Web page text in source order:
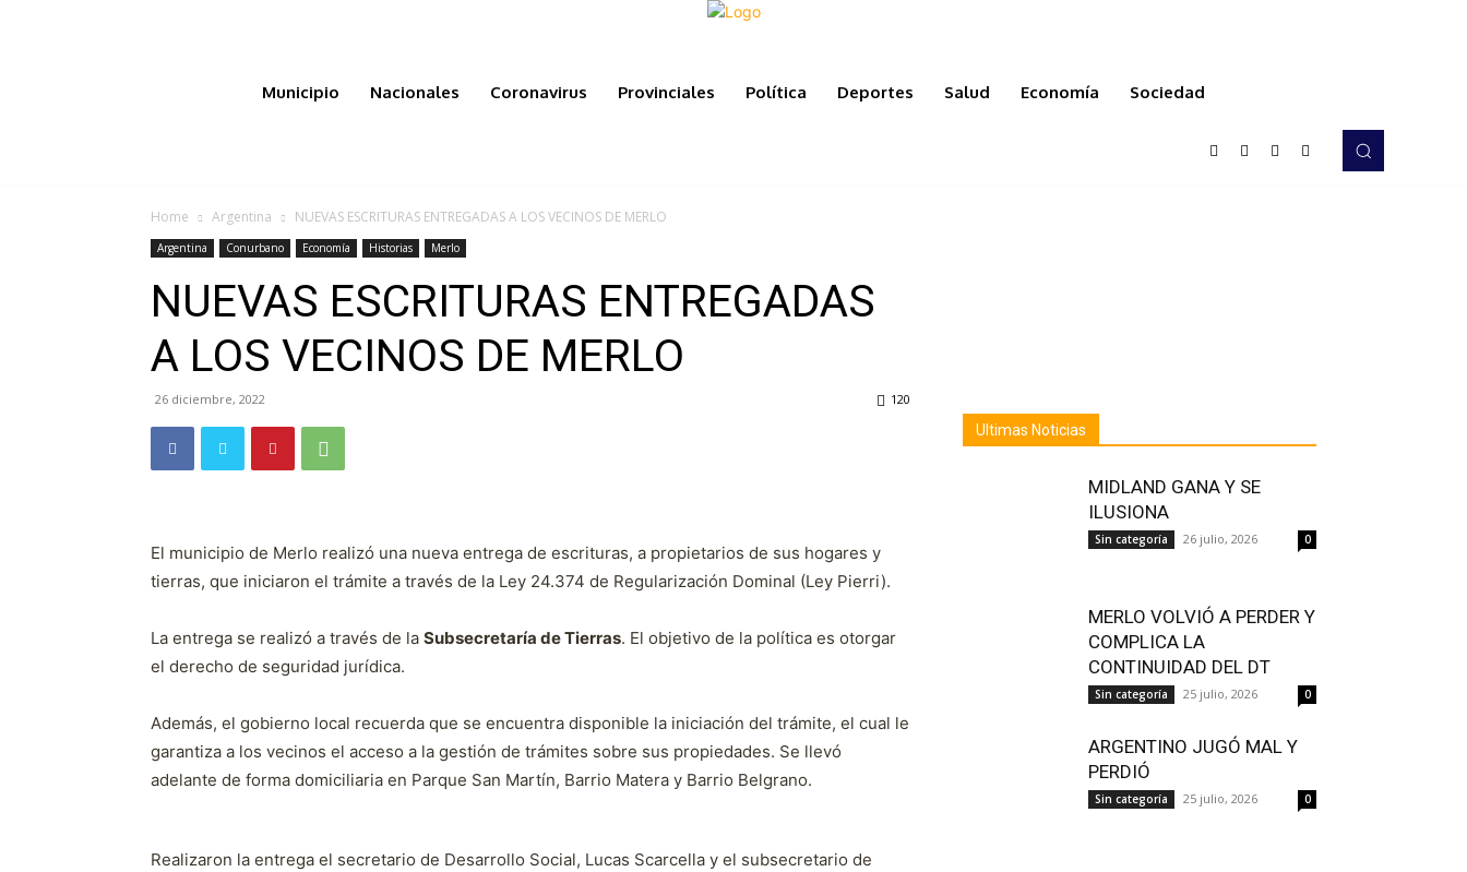
Municipio Nacionales Coronavirus Provinciales Política Deportes Salud Economía Sociedad
Home Argentina NUEVAS ESCRITURAS ENTREGADAS A LOS VECINOS DE MERLO
Argentina Conurbano Economía Historias Merlo
NUEVAS ESCRITURAS ENTREGADAS
A LOS VECINOS DE MERLO
26 diciembre, 2022 120
El municipio de Merlo realizó una nueva entrega de escrituras, a propietarios de sus hogares y
tierras, que iniciaron el trámite a través de la Ley 24.374 de Regularización Dominal (Ley Pierri).
La entrega se realizó a través de la Subsecretaría de Tierras. El objetivo de la política es otorgar
el derecho de seguridad jurídica.
Además, el gobierno local recuerda que se encuentra disponible la iniciación del trámite, el cual le
garantiza a los vecinos el acceso a la gestión de trámites sobre sus propiedades. Se llevó
adelante de forma domiciliaria en Parque San Martín, Barrio Matera y Barrio Belgrano.
Realizaron la entrega el secretario de Desarrollo Social, Lucas Scarcella y el subsecretario de
Ultimas Noticias
MIDLAND GANA Y SE
ILUSIONA
Sin categoría 26 julio, 2026 0
MERLO VOLVIÓ A PERDER Y
COMPLICA LA
CONTINUIDAD DEL DT
Sin categoría 25 julio, 2026 0
ARGENTINO JUGÓ MAL Y
PERDIÓ
Sin categoría 25 julio, 2026 0